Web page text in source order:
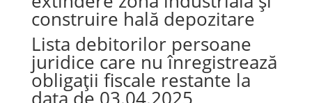
construire hală depozitare
Lista debitorilor persoane
juridice care nu înregistrează
obligații fiscale restante la